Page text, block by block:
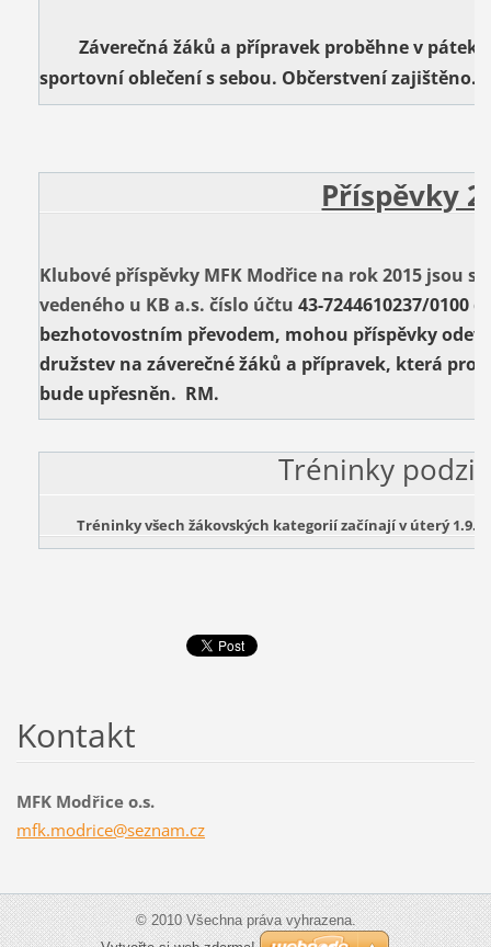
Záverečná žáků a přípravek proběhne v pátek
sportovní oblečení s sebou. Občerstvení zajištěno.
Příspěvky
Klubové příspěvky MFK Modřice na rok 2015 jsou
vedeného u KB a.s. číslo účtu 43-7244610237/0100
bezhotovostním převodem, mohou příspěvky
družstev na záverečné žáků a přípravek, která
bude upřesněn. RM.
Tréninky
Tréninky všech žákovských kategorií začínají v úterý
Kontakt
MFK Modřice o.s.
mfk.modrice@seznam.cz
© 2010 Všechna práva vyhrazena.